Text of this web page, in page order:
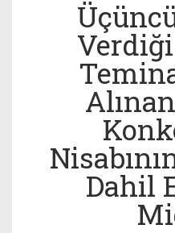
Dahil